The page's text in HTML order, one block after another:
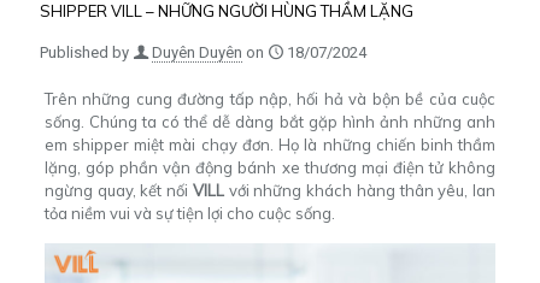
SHIPPER VILL – NHỮNG NGƯỜI HÙNG THẦM LẶNG
Published by Duyên Duyên on 18/07/2024
Trên những cung đường tấp nập, hối hả và bộn bề của cuộc
sống. Chúng ta có thể dễ dàng bắt gặp hình ảnh những anh
em shipper miệt mài chạy đơn. Họ là những chiến binh thầm
lặng, góp phần vận động bánh xe thương mại điện tử không
ngừng quay, kết nối VILLvới những khách hàng thân yêu, lan
tỏa niềm vui và sự tiện lợi cho cuộc sống.